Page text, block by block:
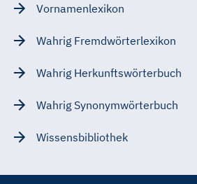
Vornamenlexikon
Wahrig Fremdwörterlexikon
Wahrig Herkunftswörterbuch
Wahrig Synonymwörterbuch
Wissensbibliothek